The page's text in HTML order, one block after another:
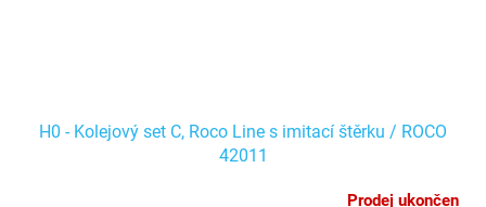
H0 - Kolejový set C, Roco Line s imitací štěrku / ROCO
42011
Prodej ukončen